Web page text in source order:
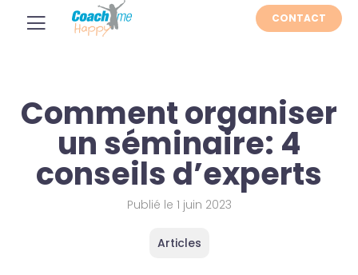
CONTACT
Comment organiser
un séminaire: 4
conseils d’experts
Publié le 1 juin 2023
Articles